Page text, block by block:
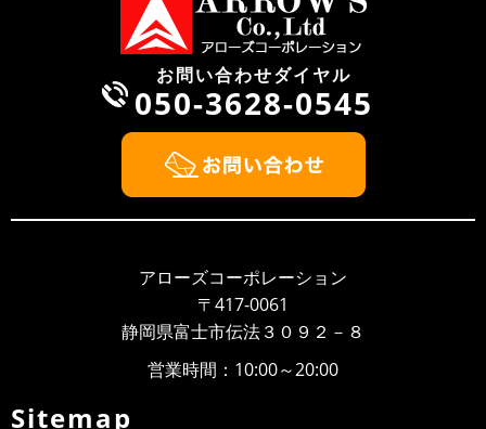
2022年10月1日、業務拡張に伴い新たに第2工場を新設致しまし
た。塗装ブース新設 最新機材導入 作業スペース（10台同時
2022/08/13 NEWS
お盆期間中の休業日について 平素は、当社に格別のご高配を賜
り、厚く御礼申し上げます。 弊社のお盆期間中の営業につき
平素は、当社に格別のご高配を賜り、厚く御礼申し上げます。
弊社のゴールデンウィーク期間中の営業につきまして、ご案内
NEWS
平素は、当社に格別のご高配を賜り、厚く御礼申し上げま
お問い合わせダイヤル
050-3628-0545
アローズコーポレーション
〒417-0061
静岡県富士市伝法３０９２－８
営業時間：10:00～20:00
Sitemap